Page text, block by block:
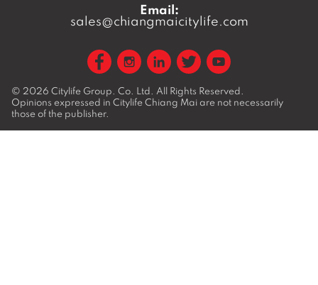
Email:
sales@chiangmaicitylife.com
© 2026 Citylife Group. Co. Ltd. All Rights Reserved.
Opinions expressed in Citylife Chiang Mai are not necessarily
those of the publisher.